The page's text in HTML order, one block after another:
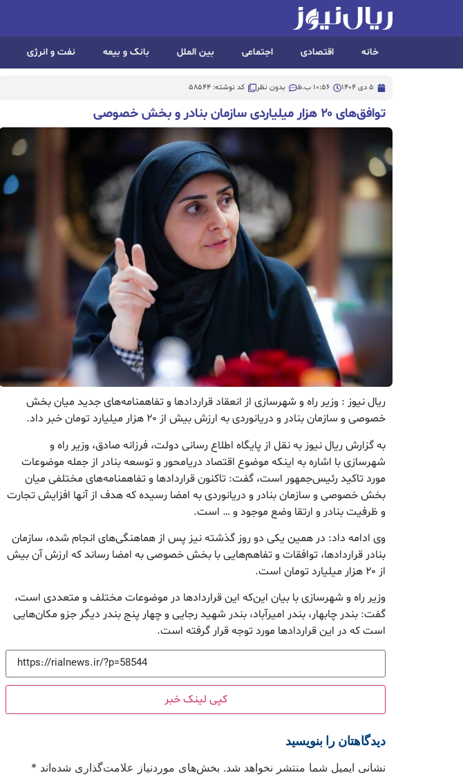
خانه اقتصادی اجتماعی بین الملل بانک و بیمه نفت و انرژی
5 دی 1404 10:56 ب.ظ بدون نظر کد نوشته: 58544
توافق‌های ۲۰ هزار میلیاردی سازمان بنادر و بخش خصوصی
ریال نیوز : وزیر راه و شهرسازی از انعقاد قراردادها و تفاهمنامه‌های جدید میان بخش
خصوصی و سازمان بنادر و دریانوردی به ارزش بیش از ۲۰ هزار میلیارد تومان خبر داد.
به گزارش ریال نیوز به نقل از پایگاه اطلاع رسانی دولت، فرزانه صادق، وزیر راه و
شهرسازی با اشاره به اینکه موضوع اقتصاد دریامحور و توسعه بنادر از جمله موضوعات
مورد تاکید رئیس‌جمهور است، گفت: تاکنون قراردادها و تفاهمنامه‌های مختلفی میان
بخش خصوصی و سازمان بنادر و دریانوردی به امضا رسیده که هدف از آنها افزایش تجارت
و ظرفیت بنادر و ارتقا وضع موجود و … است.
وی ادامه داد: در همین یکی دو روز گذشته نیز پس از هماهنگی‌های انجام شده، سازمان
بنادر قراردادها، توافقات و تفاهم‌هایی با بخش خصوصی به امضا رساند که ارزش آن بیش
از ۲۰ هزار میلیارد تومان است.
وزیر راه و شهرسازی با بیان این‌که این قراردادها در موضوعات مختلف و متعددی است،
گفت: بندر چابهار، بندر امیرآباد، بندر شهید رجایی و چهار پنج بندر دیگر جزو مکان‌هایی
است که در این قراردادها مورد توجه قرار گرفته است.
کپی لینک خبر
دیدگاهتان را بنویسید
نشانی ایمیل شما منتشر نخواهد شد. بخش‌های موردنیاز علامت‌گذاری شده‌اند *